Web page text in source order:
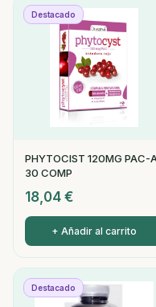
Destacado
PHYTOCIST 120MG PAC-
30 COMP
18,04 €
+ Añadir al carrito
Destacado